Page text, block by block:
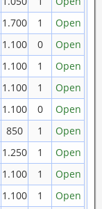
1.700 1
Open
1.100 0
Open
1.100 1
Open
1.100 1
Open
1.100 0
Open
850 1
Open
1.250 1
Open
1.100 1
Open
1.100 1
Open